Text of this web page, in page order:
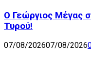
Ο Γεώργιος Μέγας
Τυρού!
07/08/202607/08/2026